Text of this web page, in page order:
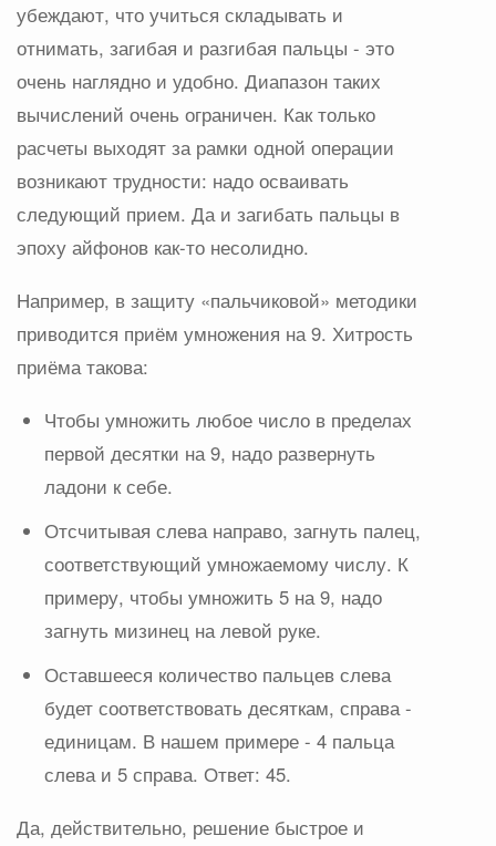
убеждают, что учиться складывать и
отнимать, загибая и разгибая пальцы - это
очень наглядно и удобно. Диапазон таких
вычислений очень ограничен. Как только
расчеты выходят за рамки одной операции
возникают трудности: надо осваивать
следующий прием. Да и загибать пальцы в
эпоху айфонов как-то несолидно.
Например, в защиту «пальчиковой» методики
приводится приём умножения на 9. Хитрость
приёма такова:
Чтобы умножить любое число в пределах
первой десятки на 9, надо развернуть
ладони к себе.
Отсчитывая слева направо, загнуть палец,
соответствующий умножаемому числу. К
примеру, чтобы умножить 5 на 9, надо
загнуть мизинец на левой руке.
Оставшееся количество пальцев слева
будет соответствовать десяткам, справа -
единицам. В нашем примере - 4 пальца
слева и 5 справа. Ответ: 45.
Да, действительно, решение быстрое и